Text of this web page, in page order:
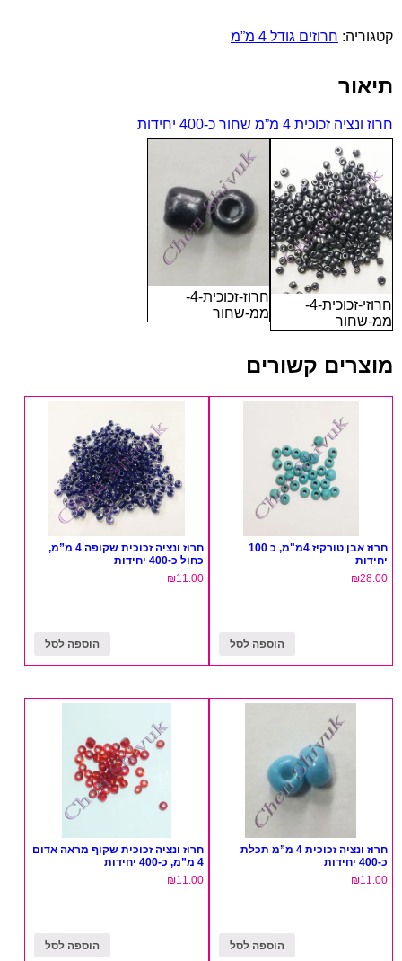
זכוכית
שחור
יחידות
קטגוריה: חרוזים גודל 4 מ”מ
תיאור
חרוז ונציה זכוכית 4 מ”מ שחור כ-400 יחידות
חרוזי-זכוכית-4-
ממ-שחור
חרוז-זכוכית-4-
ממ-שחור
מוצרים קשורים
חרוז אבן טורקיז 4מ"מ, כ 100
יחידות
₪28.00
הוספה לסל
חרוז ונציה זכוכית שקופה 4 מ”מ,
כחול כ-400 יחידות
₪11.00
הוספה לסל
חרוז ונציה זכוכית 4 מ”מ תכלת
כ-400 יחידות
₪11.00
הוספה לסל
חרוז ונציה זכוכית שקוף מראה אדום
4 מ”מ, כ-400 יחידות
₪11.00
הוספה לסל